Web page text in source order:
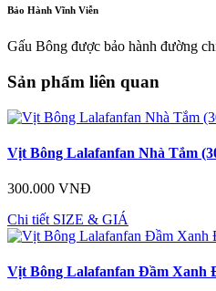
Bảo Hành Vĩnh Viễn
Gấu Bông được bảo hành đường
Sản phẩm liên quan
Vịt Bông Lalafanfan Nhà Tắm
300.000 VNĐ
Chi tiết SIZE & GIÁ
Vịt Bông Lalafanfan Đầm Xanh